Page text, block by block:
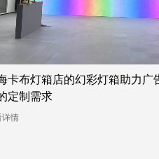
卡布灯箱店的幻彩灯箱助力广
定制需求
详情